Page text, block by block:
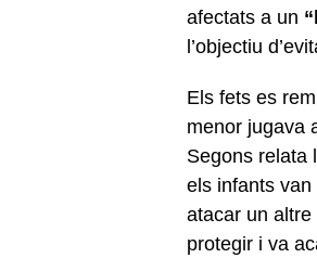
afectats a un
l’objectiu
Els fets es
menor jugava
Segons relata
els infants van
atacar un
protegir i va